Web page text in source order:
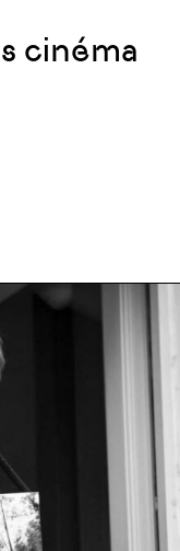
cinéma